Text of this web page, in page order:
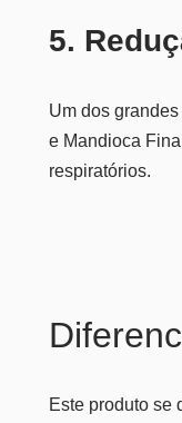
5.
Um dos
e Mandioca
respiratórios.
Este produto se